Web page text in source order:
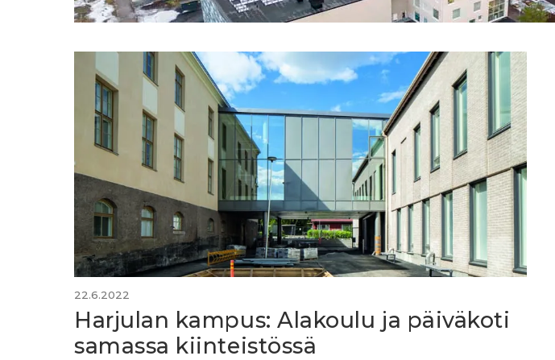
22.6.2022
Harjulan kampus: Alakoulu ja päiväkoti
samassa kiinteistössä